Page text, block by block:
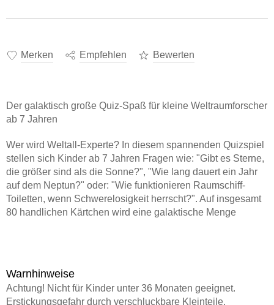
Merken Empfehlen Bewerten
Der galaktisch große Quiz-Spaß für kleine Weltraumforscher
ab 7 Jahren
Wer wird Weltall-Experte? In diesem spannenden Quizspiel
stellen sich Kinder ab 7 Jahren Fragen wie: "Gibt es Sterne,
die größer sind als die Sonne?", "Wie lang dauert ein Jahr
auf dem Neptun?" oder: "Wie funktionieren Raumschiff-
Toiletten, wenn Schwerelosigkeit herrscht?". Auf insgesamt
80 handlichen Kärtchen wird eine galaktische Menge
Die charmante Verpackung katapultiert die Spielenden
sofort in den Weltraum und versetzt sie in genau die richtige
Warnhinweise
Achtung! Nicht für Kinder unter 36 Monaten geeignet.
Erstickungsgefahr durch verschluckbare Kleinteile.